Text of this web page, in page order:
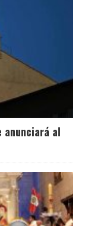
anunciará al